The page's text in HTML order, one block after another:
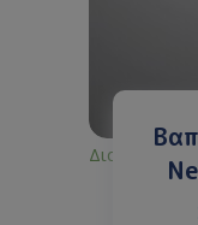
Διαθέσιμο